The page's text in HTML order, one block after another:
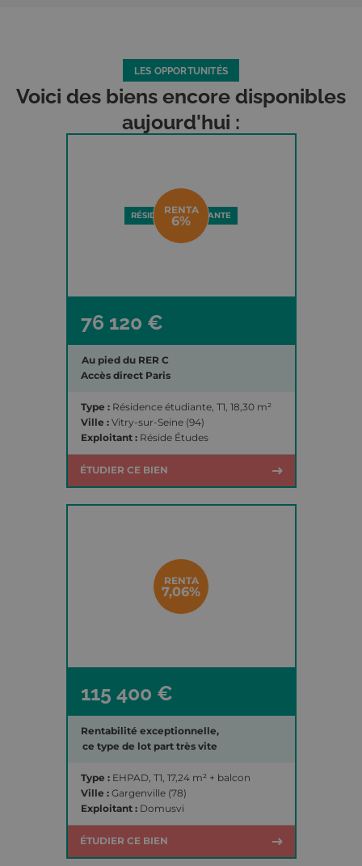
LES OPPORTUNITÉS
Voici des biens encore disponibles
aujourd'hui :
RENTA
6%
RÉSIDENCE ÉTUDIANTE
76 120 €
Au pied du RER C
Accès direct Paris
Type : Résidence étudiante, T1, 18,30 m²
Ville :Vitry-sur-Seine (94)
Exploitant : Réside Études
ÉTUDIER CE BIEN
RENTA
7,06%
EHPAD
115 400 €
Rentabilité exceptionnelle,
ce type de lot part très vite
Type : EHPAD, T1, 17,24 m² + balcon
Ville :Gargenville (78)
Exploitant : Domusvi
ÉTUDIER CE BIEN